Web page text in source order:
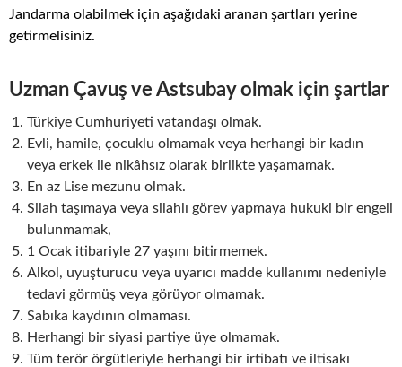
Jandarma olabilmek için aşağıdaki aranan şartları yerine
getirmelisiniz.
Uzman Çavuş ve Astsubay olmak için şartlar
Türkiye Cumhuriyeti vatandaşı olmak.
Evli, hamile, çocuklu olmamak veya herhangi bir kadın
veya erkek ile nikâhsız olarak birlikte yaşamamak.
En az Lise mezunu olmak.
Silah taşımaya veya silahlı görev yapmaya hukuki bir engeli
bulunmamak,
1 Ocak itibariyle 27 yaşını bitirmemek.
Alkol, uyuşturucu veya uyarıcı madde kullanımı nedeniyle
tedavi görmüş veya görüyor olmamak.
Sabıka kaydının olmaması.
Herhangi bir siyasi partiye üye olmamak.
Tüm terör örgütleriyle herhangi bir irtibatı ve iltisakı